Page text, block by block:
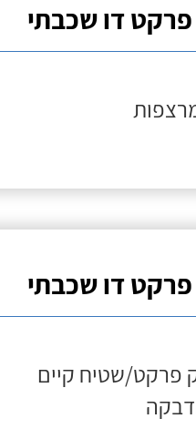
דו שכבתי
דו שכבתי
פרקט/שטיח קיים